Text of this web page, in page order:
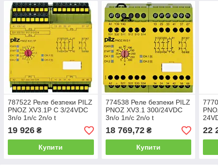
787522 Реле безпеки PILZ
PNOZ XV3.1P C 3/24VDC
3n/o 1n/c 2n/o t
19 926 ₴
Купити
774538 Реле безпеки PILZ
PNOZ XV3.1 300/24VDC
3n/o 1n/c 2n/o t
18 769,72₴
Купити
22